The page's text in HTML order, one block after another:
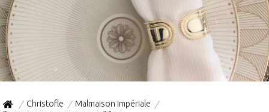
/ Christofle / Malmaison Impériale /